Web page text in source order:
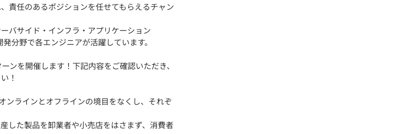
責任のあるポジションを任せてもらえるチャン
バサイド・インフラ・アプリケーション
分野で各エンジニアが活躍しています。
ンを開催します！下記内容をご確認いただき、
！
ラインとオフラインの境目をなくし、それぞ
た製品を卸業者や小売店をはさまず、消費者